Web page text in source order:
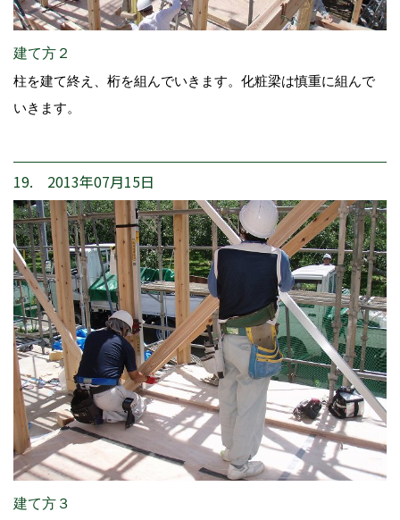
建て方２
柱を建て終え、桁を組んでいきます。化粧梁は慎重に組んで
いきます。
19. 2013年07月15日
建て方３